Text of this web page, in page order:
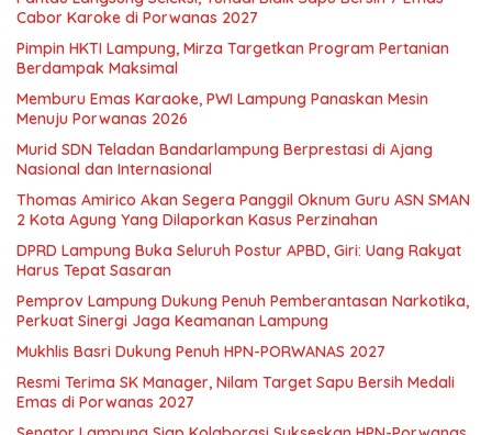
Cabor Karoke di Porwanas 2027
Pimpin HKTI Lampung, Mirza Targetkan Program Pertanian
Berdampak Maksimal
Memburu Emas Karaoke, PWI Lampung Panaskan Mesin
Menuju Porwanas 2026
Murid SDN Teladan Bandarlampung Berprestasi di Ajang
Nasional dan Internasional
Thomas Amirico Akan Segera Panggil Oknum Guru ASN SMAN
2 Kota Agung Yang Dilaporkan Kasus Perzinahan
DPRD Lampung Buka Seluruh Postur APBD, Giri: Uang Rakyat
Harus Tepat Sasaran
Pemprov Lampung Dukung Penuh Pemberantasan Narkotika,
Perkuat Sinergi Jaga Keamanan Lampung
Mukhlis Basri Dukung Penuh HPN-PORWANAS 2027
Resmi Terima SK Manager, Nilam Target Sapu Bersih Medali
Emas di Porwanas 2027